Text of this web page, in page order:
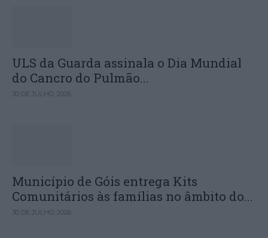
ULS da Guarda assinala o Dia Mundial
do Cancro do Pulmão...
30 DE JULHO, 2026
Município de Góis entrega Kits
Comunitários às famílias no âmbito do...
30 DE JULHO, 2026